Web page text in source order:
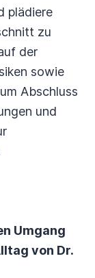
plädiere
zu
der
sowie
Abschluss
und
Umgang
von Dr.